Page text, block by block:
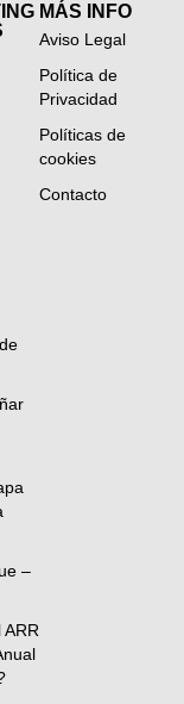
–
MÁS INFO
Aviso Legal
Política de
Privacidad
Políticas de
cookies
Contacto